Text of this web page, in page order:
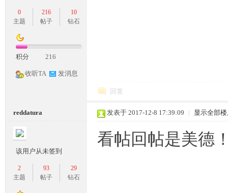
0
主题
216
帖子
10
钻石
积分 216
收听TA 发消息
回复
reddatura
该用户从未签到
2
主题
93
帖子
29
钻石
发表于 2017-12-8 17:39:09 | 显示全部
看帖回帖是美德